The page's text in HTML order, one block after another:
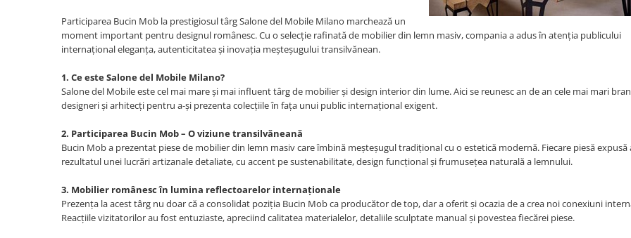
Participarea Bucin Mob la prestigiosul târg Salone del Mobile Milano marchează un
moment important pentru designul românesc. Cu o selecție rafinată de mobilier din lemn masiv, compania a adus în atenția publicului
internațional eleganța, autenticitatea și inovația meșteșugului transilvănean.
1. Ce este Salone del Mobile Milano?
Salone del Mobile este cel mai mare și mai influent târg de mobilier și design interior din lume. Aici se reunesc an de an cele mai mari
designeri și arhitecți pentru a-și prezenta colecțiile în fața unui public internațional exigent.
2. Participarea Bucin Mob – O viziune transilvăneană
Bucin Mob a prezentat piese de mobilier din lemn masiv care îmbină meșteșugul tradițional cu o estetică modernă. Fiecare piesă expusă
rezultatul unei lucrări artizanale detaliate, cu accent pe sustenabilitate, design funcțional și frumusețea naturală a lemnului.
3. Mobilier românesc în lumina reflectoarelor internaționale
Prezența la acest târg nu doar că a consolidat poziția Bucin Mob ca producător de top, dar a oferit și ocazia de a crea noi conexiuni
Reacțiile vizitatorilor au fost entuziaste, apreciind calitatea materialelor, detaliile sculptate manual și povestea fiecărei piese.